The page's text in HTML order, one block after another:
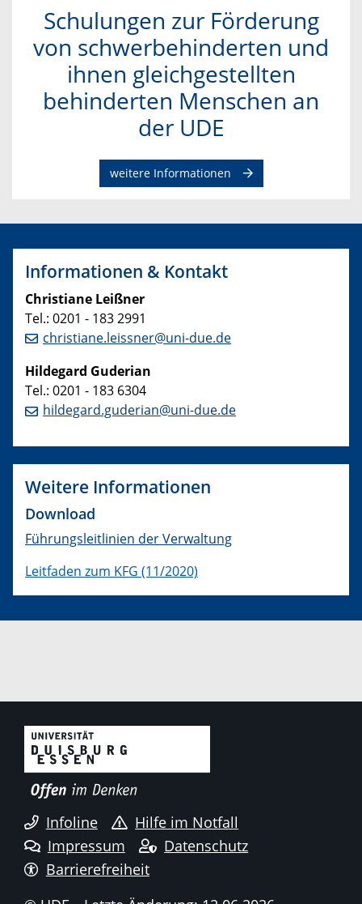
Schulungen zur Förderung
von schwerbehinderten und
ihnen gleichgestellten
behinderten Menschen an
der UDE
weitere Informationen
Informationen & Kontakt
Christiane Leißner
Tel.: 0201 - 183 2991
christiane.leissner@uni-due.de
Hildegard Guderian
Tel.: 0201 - 183 6304
hildegard.guderian@uni-due.de
Weitere Informationen
Download
Führungsleitlinien der Verwaltung
Leitfaden zum KFG (11/2020)
Infoline
Hilfe im Notfall
Impressum
Datenschutz
Barrierefreiheit